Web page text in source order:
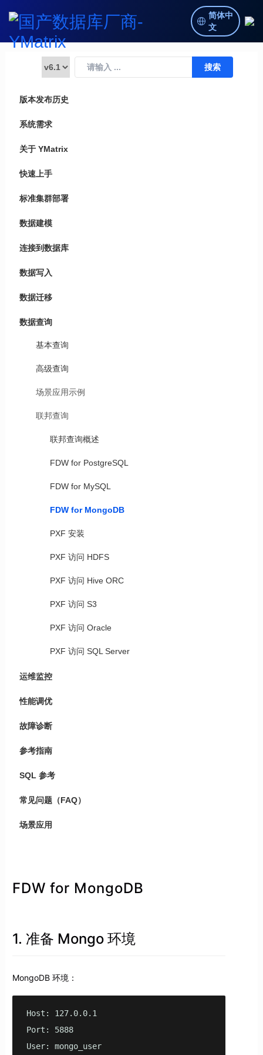
简体中
文
版本发布历史
系统需求
关于 YMatrix
快速上手
标准集群部署
数据建模
连接到数据库
数据写入
数据迁移
数据查询
基本查询
高级查询
场景应用示例
联邦查询
联邦查询概述
FDW for PostgreSQL
FDW for MySQL
FDW for MongoDB
PXF 安装
PXF 访问 HDFS
PXF 访问 Hive ORC
PXF 访问 S3
PXF 访问 Oracle
PXF 访问 SQL Server
运维监控
性能调优
故障诊断
参考指南
SQL 参考
常见问题（FAQ）
场景应用
FDW for MongoDB
1. 准备 Mongo 环境
MongoDB 环境：
Host: 127.0.0.1
Port: 5888
User: mongo_user